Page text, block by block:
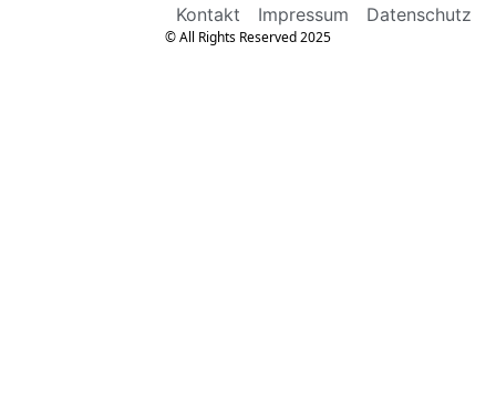
Kontakt Impressum Datenschutz
© All Rights Reserved 2025